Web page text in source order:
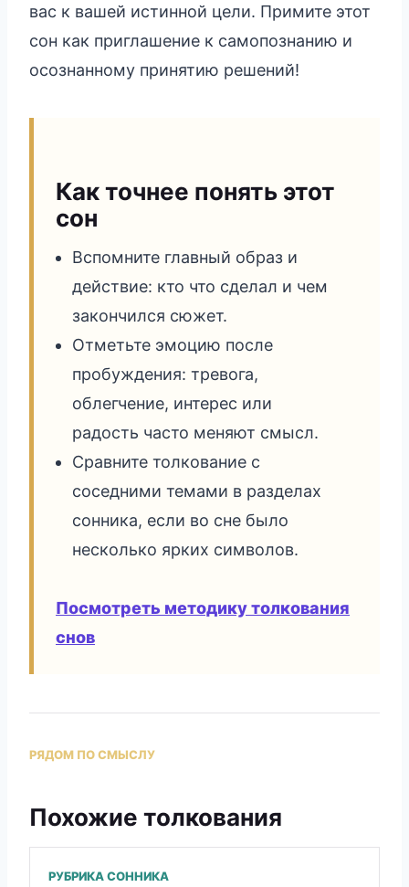
вас к вашей истинной цели. Примите этот
сон как приглашение к самопознанию и
осознанному принятию решений!
Как точнее понять этот
сон
Вспомните главный образ и
действие: кто что сделал и чем
закончился сюжет.
Отметьте эмоцию после
пробуждения: тревога,
облегчение, интерес или
радость часто меняют смысл.
Сравните толкование с
соседними темами в разделах
сонника, если во сне было
несколько ярких символов.
Посмотреть методику толкования
снов
РЯДОМ ПО СМЫСЛУ
Похожие толкования
РУБРИКА СОННИКА